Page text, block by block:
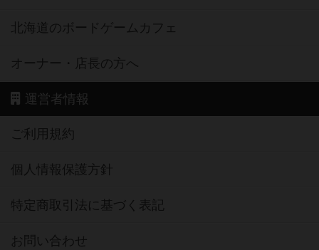
北海道のボードゲームカフェ
オーナー・店長の方へ
運営者情報
ご利用規約
個人情報保護方針
特定商取引法に基づく表記
お問い合わせ